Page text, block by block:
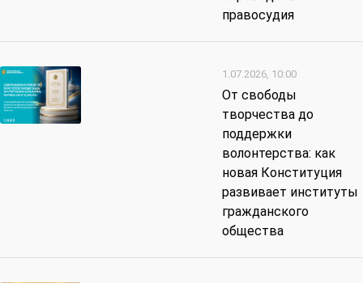
правосудия
1.07.2026, 10:00
От свободы
творчества до
поддержки
волонтерства: как
новая Конституция
развивает институты
гражданского
общества